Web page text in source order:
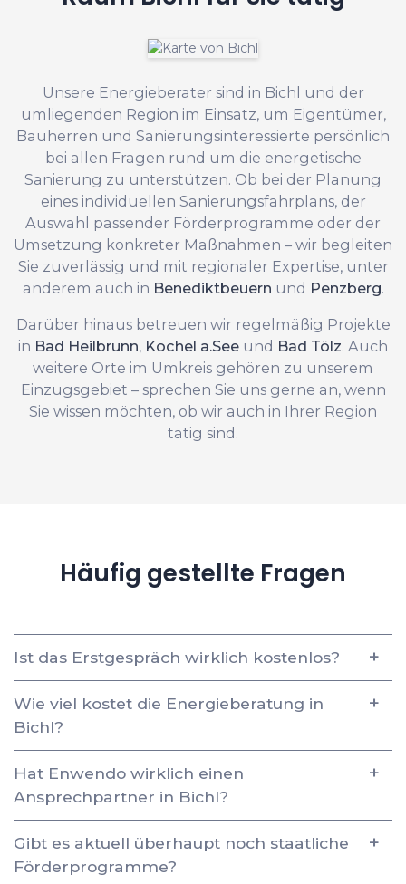
Unsere Energieberater sind in Bichl und der
umliegenden Region im Einsatz, um Eigentümer,
Bauherren und Sanierungsinteressierte persönlich
bei allen Fragen rund um die energetische
Sanierung zu unterstützen. Ob bei der Planung
eines individuellen Sanierungsfahrplans, der
Auswahl passender Förderprogramme oder der
Umsetzung konkreter Maßnahmen – wir begleiten
Sie zuverlässig und mit regionaler Expertise, unter
anderem auch in Benediktbeuern und Penzberg.
Darüber hinaus betreuen wir regelmäßig Projekte
in Bad Heilbrunn, Kochel a.See und Bad Tölz. Auch
weitere Orte im Umkreis gehören zu unserem
Einzugsgebiet – sprechen Sie uns gerne an, wenn
Sie wissen möchten, ob wir auch in Ihrer Region
tätig sind.
Häufig gestellte Fragen
Ist das Erstgespräch wirklich kostenlos?
Wie viel kostet die Energieberatung in
Bichl?
Hat Enwendo wirklich einen
Ansprechpartner in Bichl?
Gibt es aktuell überhaupt noch staatliche
Förderprogramme?